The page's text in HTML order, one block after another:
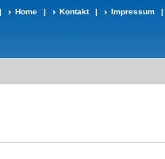
| Home | Kontakt | Impressum |